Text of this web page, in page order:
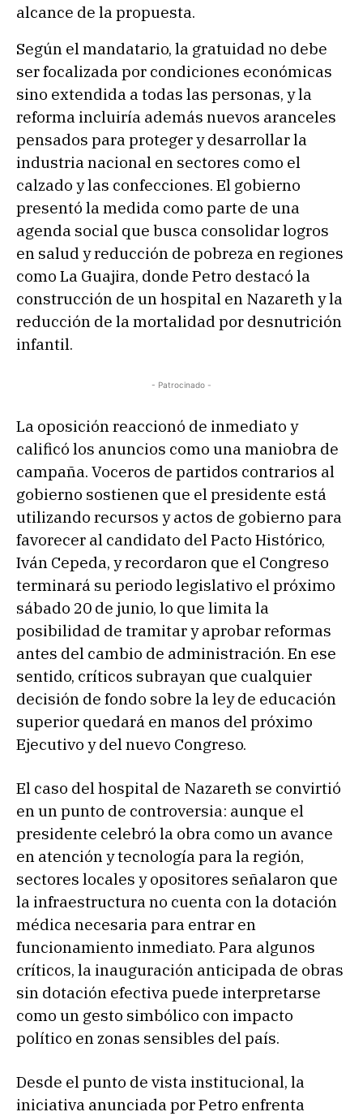
alcance de la propuesta.
Según el mandatario, la gratuidad no debe
ser focalizada por condiciones económicas
sino extendida a todas las personas, y la
reforma incluiría además nuevos aranceles
pensados para proteger y desarrollar la
industria nacional en sectores como el
calzado y las confecciones. El gobierno
presentó la medida como parte de una
agenda social que busca consolidar logros
en salud y reducción de pobreza en regiones
como La Guajira, donde Petro destacó la
construcción de un hospital en Nazareth y la
reducción de la mortalidad por desnutrición
infantil.
- Patrocinado -
La oposición reaccionó de inmediato y
calificó los anuncios como una maniobra de
campaña. Voceros de partidos contrarios al
gobierno sostienen que el presidente está
utilizando recursos y actos de gobierno para
favorecer al candidato del Pacto Histórico,
Iván Cepeda, y recordaron que el Congreso
terminará su periodo legislativo el próximo
sábado 20 de junio, lo que limita la
posibilidad de tramitar y aprobar reformas
antes del cambio de administración. En ese
sentido, críticos subrayan que cualquier
decisión de fondo sobre la ley de educación
superior quedará en manos del próximo
Ejecutivo y del nuevo Congreso.
El caso del hospital de Nazareth se convirtió
en un punto de controversia: aunque el
presidente celebró la obra como un avance
en atención y tecnología para la región,
sectores locales y opositores señalaron que
la infraestructura no cuenta con la dotación
médica necesaria para entrar en
funcionamiento inmediato. Para algunos
críticos, la inauguración anticipada de obras
sin dotación efectiva puede interpretarse
como un gesto simbólico con impacto
político en zonas sensibles del país.
Desde el punto de vista institucional, la
iniciativa anunciada por Petro enfrenta